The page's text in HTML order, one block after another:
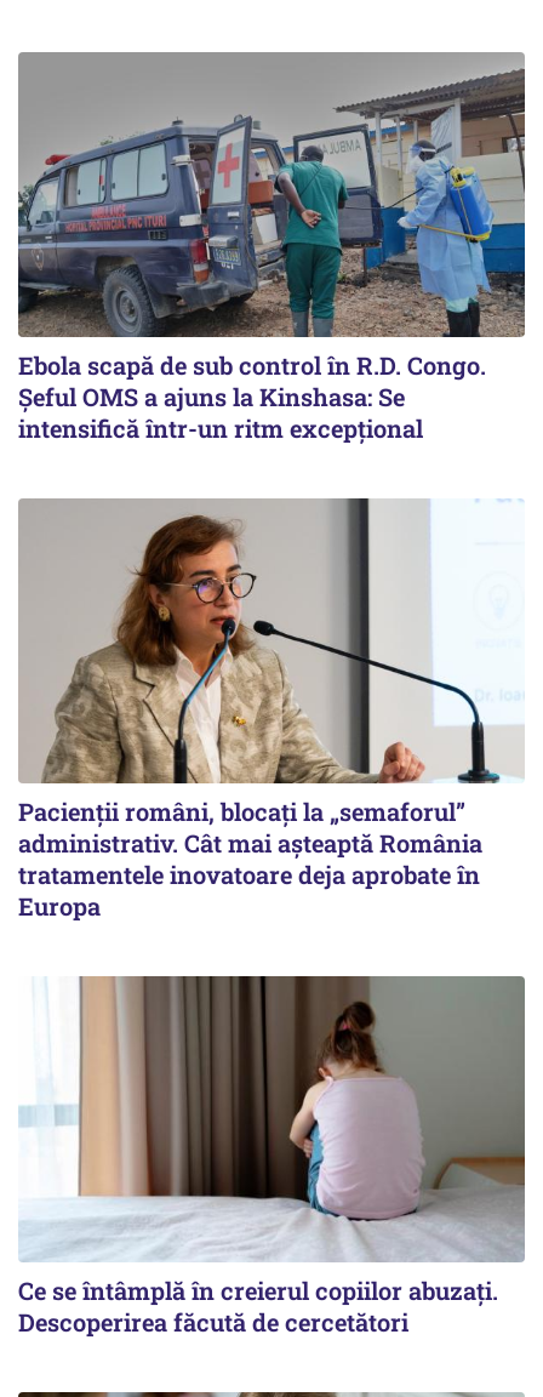
Ebola scapă de sub control în R.D. Congo.
Șeful OMS a ajuns la Kinshasa: Se
intensifică într-un ritm excepţional
Pacienții români, blocați la „semaforul”
administrativ. Cât mai așteaptă România
tratamentele inovatoare deja aprobate în
Europa
Ce se întâmplă în creierul copiilor abuzați.
Descoperirea făcută de cercetători